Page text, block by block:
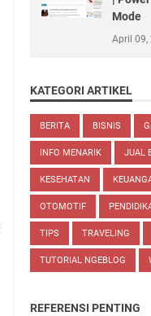
Mode
April 09,
KATEGORI ARTIKEL
BERITA BISNIS
INFO MENARIK JUAL
KESEHATAN
OTOMOTIF
TIPS TRAVELING
TUTORIAL NGEBLOG
REFERENSI PENTING